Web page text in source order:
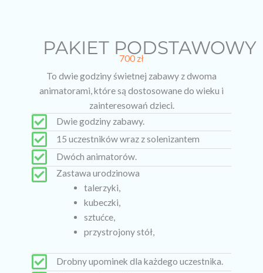
PAKIET PODSTAWOWY
700 zł
To dwie godziny świetnej zabawy z dwoma
animatorami, które są dostosowane do wieku i
zainteresowań dzieci.
Dwie godziny zabawy.
15 uczestników wraz z solenizantem
Dwóch animatorów.
Zastawa urodzinowa
talerzyki,
kubeczki,
sztućce,
przystrojony stół,
Drobny upominek dla każdego uczestnika.